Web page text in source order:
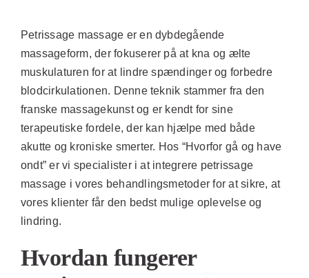
Petrissage massage er en dybdegående
massageform, der fokuserer på at kna og ælte
muskulaturen for at lindre spændinger og forbedre
blodcirkulationen. Denne teknik stammer fra den
franske massagekunst og er kendt for sine
terapeutiske fordele, der kan hjælpe med både
akutte og kroniske smerter. Hos “Hvorfor gå og have
ondt” er vi specialister i at integrere petrissage
massage i vores behandlingsmetoder for at sikre, at
vores klienter får den bedst mulige oplevelse og
lindring.
Hvordan fungerer